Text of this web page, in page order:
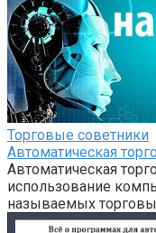
Торговые советники
Автоматическая
Автоматическая
использование
называемых